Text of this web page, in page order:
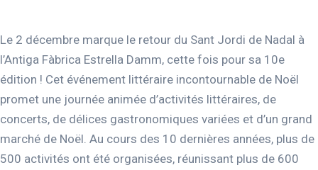
Le 2 décembre marque le retour du Sant Jordi de Nadal à
l’Antiga Fàbrica Estrella Damm, cette fois pour sa 10e
édition ! Cet événement littéraire incontournable de Noël
promet une journée animée d’activités littéraires, de
concerts, de délices gastronomiques variées et d’un grand
marché de Noël. Au cours des 10 dernières années, plus de
500 activités ont été organisées, réunissant plus de 600